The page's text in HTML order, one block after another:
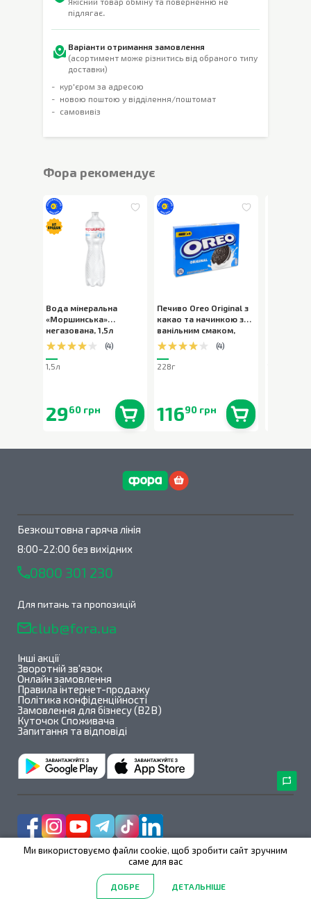
підлягає.
Варіанти отримання замовлення
(асортимент може різнитись від обраного типу
доставки)
кур'єром за адресою
новою поштою у відділення/поштомат
самовивіз
Фора рекомендує
Вода мінеральна
«Моршинська»
негазована, 1,5л
(4)
1,5л
2960 грн
Печиво Oreo Original з
какао та начинкою з
ванільним смаком,
228г
(4)
228г
11690 грн
Каталог Пошук
Безкоштовна гаряча лінія
8:00-22:00 без вихідних
0800 301 230
Для питань та пропозицій
club@fora.ua
Інші акції
Зворотній зв'язок
Онлайн замовлення
Правила інтернет-продажу
Політика конфіденційності
Замовлення для бізнесу (B2B)
Куточок Споживача
Запитання та відповіді
Fora@All rights reserved 2026
2.39.123
1.1.1
Ми використовуємо файли cookie, щоб зробити сайт зручним
саме для вас
ДОБРЕ ДЕТАЛЬНІШЕ